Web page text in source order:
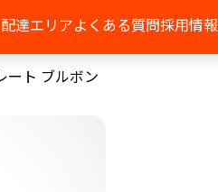
配達エリアよくある質問採用情報
ート ブルボン